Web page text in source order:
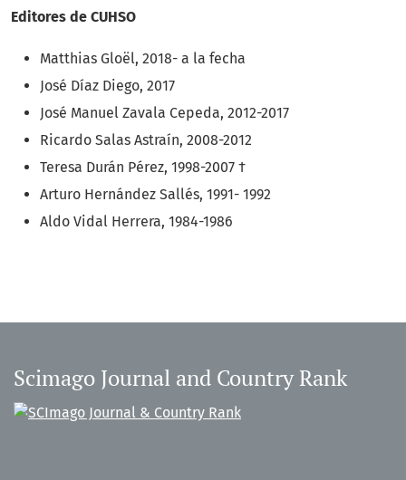
Editores de CUHSO
Matthias Gloël, 2018- a la fecha
José Díaz Diego, 2017
José Manuel Zavala Cepeda, 2012-2017
Ricardo Salas Astraín, 2008-2012
Teresa Durán Pérez, 1998-2007 †
Arturo Hernández Sallés, 1991- 1992
Aldo Vidal Herrera, 1984-1986
Scimago Journal and Country Rank